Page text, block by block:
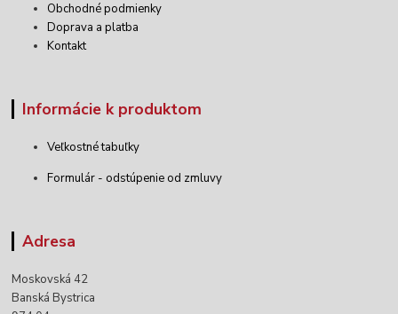
Obchodné podmienky
Doprava a platba
Kontakt
Informácie k produktom
Veľkostné tabuľky
Formulár - odstúpenie od zmluvy
Adresa
Moskovská 42
Banská Bystrica